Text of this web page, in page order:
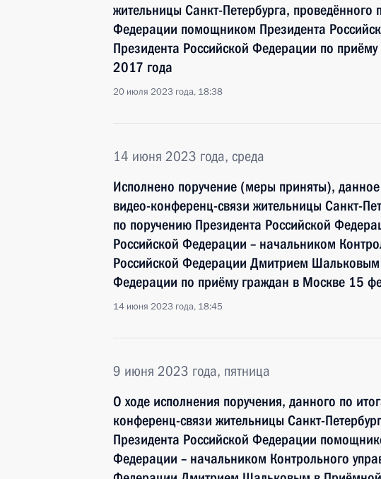
жительницы Санкт-Петербурга,
Федерации помощником Президента
Президента Российской Федерации по
2017 года
20 июля 2023 года, 18:38
14 июня 2023 года, среда
Исполнено поручение (меры приняты),
видео-конференц-связи жительницы Санкт-
по поручению Президента Российской
Российской Федерации – начальником
Российской Федерации Дмитрием
Федерации по приёму граждан в Москве 15
14 июня 2023 года, 18:45
9 июня 2023 года, пятница
О ходе исполнения поручения, данного по
конференц-связи жительницы Санкт-
Президента Российской Федерации
Федерации – начальником Контрольного